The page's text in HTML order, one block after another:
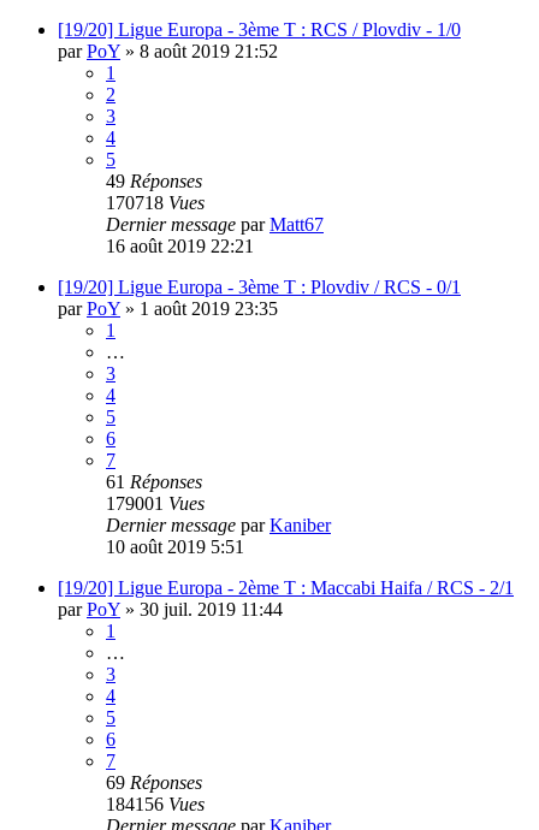
[19/20] Ligue Europa - 3ème T : RCS / Plovdiv - 1/0
parPoY » 8 août 2019 21:52
1
2
3
4
5
49 Réponses
170718 Vues
Dernier message parMatt67
16 août 2019 22:21
[19/20] Ligue Europa - 3ème T : Plovdiv / RCS - 0/1
parPoY » 1 août 2019 23:35
1
…
3
4
5
6
7
61 Réponses
179001 Vues
Dernier message parKaniber
10 août 2019 5:51
[19/20] Ligue Europa - 2ème T : Maccabi Haifa / RCS - 2/1
parPoY » 30 juil. 2019 11:44
1
…
3
4
5
6
7
69 Réponses
184156 Vues
Dernier message parKaniber